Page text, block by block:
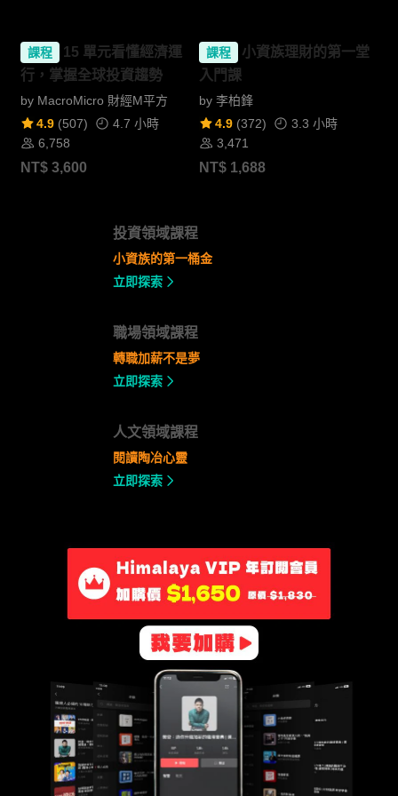
課程
15 單元看懂經濟運
行，掌握全球投資趨勢
by MacroMicro 財經M平方
4.9 (507)
4.7 小時
6,758
NT$ 3,600
課程
小資族理財的第一堂
入門課
by 李柏鋒
4.9 (372)
3.3 小時
3,471
NT$ 1,688
投資領域課程
小資族的第一桶金
立即探索
職場領域課程
轉職加薪不是夢
立即探索
人文領域課程
閱讀陶冶心靈
立即探索